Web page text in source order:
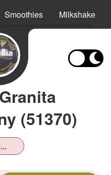
Smoothies Milkshake
(51370)